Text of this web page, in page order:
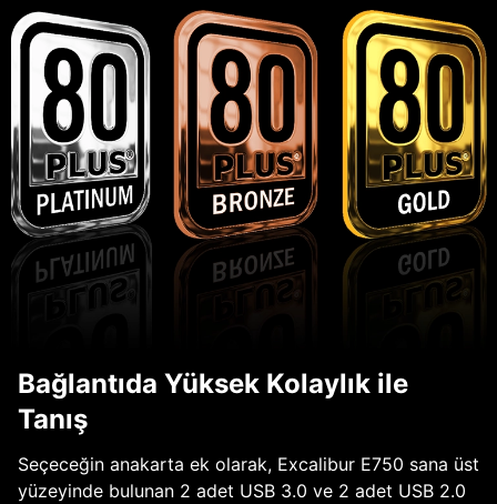
Bağlantıda Yüksek Kolaylık ile
Tanış
Seçeceğin anakarta ek olarak, Excalibur E750 sana üst
yüzeyinde bulunan 2 adet USB 3.0 ve 2 adet USB 2.0